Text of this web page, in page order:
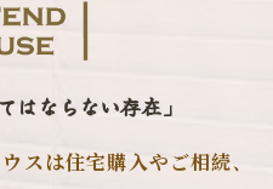
ならない存在」
スは住宅購入やご相続､